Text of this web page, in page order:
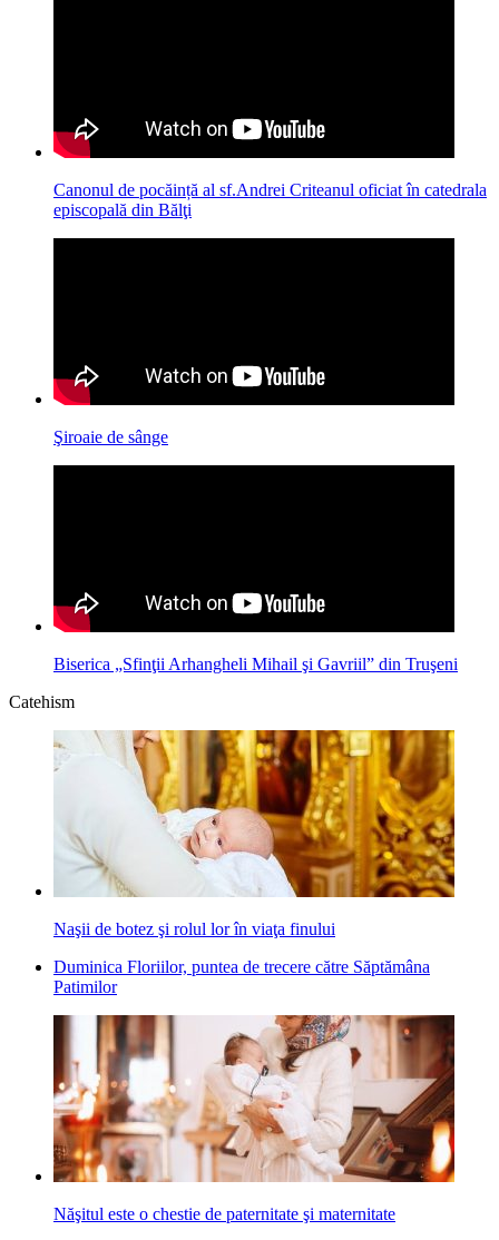
Canonul de pocăință al sf.Andrei Criteanul oficiat în catedrala
episcopală din Bălţi
Şiroaie de sânge
Biserica „Sfinţii Arhangheli Mihail şi Gavriil” din Truşeni
Catehism
Naşii de botez şi rolul lor în viaţa finului
Duminica Floriilor, puntea de trecere către Săptămâna
Patimilor
Năşitul este o chestie de paternitate şi maternitate